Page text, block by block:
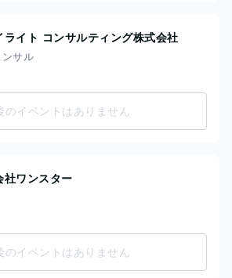
ライト コンサルティング株式会社
サル
のイベントはありません
社ワンスター
のイベントはありません